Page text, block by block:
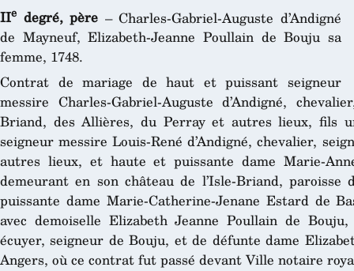
IIe degré, père – Charles-Gabriel-Auguste d’Andigné
de Mayneuf, Elizabeth-Jeanne Poullain de Bouju sa
femme, 1748.
Contrat de mariage de haut et puissant seigneur
messire Charles-Gabriel-Auguste d’Andigné,
Briand, des Allières, du Perray et autres lieux, fils
seigneur messire Louis-René d’Andigné, chevalier,
autres lieux, et haute et puissante dame Marie-
demeurant en son château de l’Isle-Briand, paroisse
puissante dame Marie-Catherine-Jenane Estard de
avec demoiselle Elizabeth Jeanne Poullain de
écuyer, seigneur de Bouju, et de défunte dame
Angers, où ce contrat fut passé devant Ville notaire